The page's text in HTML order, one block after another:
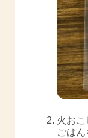
火おこ
ごは